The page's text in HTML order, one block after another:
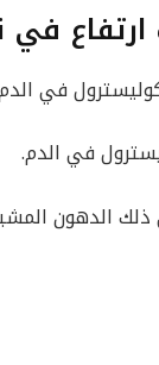
في
في
في الدم.
الدهون